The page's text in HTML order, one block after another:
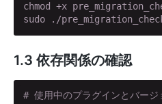
chmod +x
sudo ./
1.3 依存関係の確認
# 使用中のプラグインとバージ